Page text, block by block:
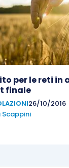
per le reti in
finale
26/10/2016
Scappini